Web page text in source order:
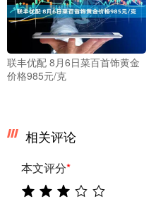
联丰优配 8月6日菜百首饰黄金
价格985元/克
相关评论
本文评分*